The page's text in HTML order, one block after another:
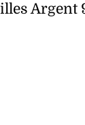
Argent